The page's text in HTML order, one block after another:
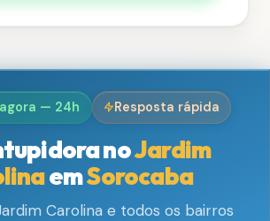
— 24h Resposta rápida
noJardim
emSorocaba
Carolina e todos os bairros